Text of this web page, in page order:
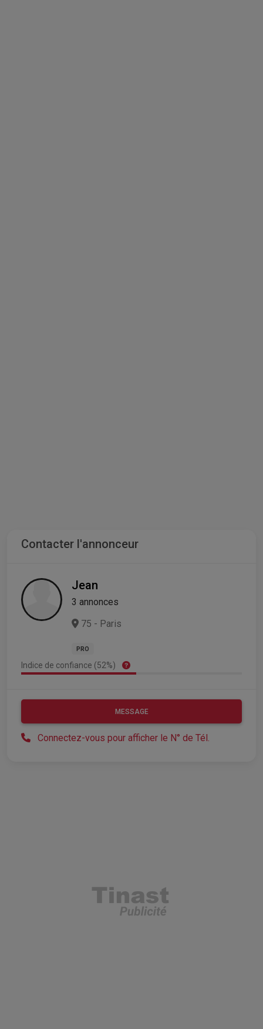
Contacter l'annonceur
Jean
3 annonces
75 - Paris
PRO
Indice de confiance (52%)
MESSAGE
Connectez-vous pour afficher le N° de Tél.